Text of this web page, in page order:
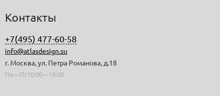
Контакты
+7(495) 477-60-58
info@atlasdesign.su
г. Москва, ул. Петра Романова, д.18
Пн—Пт10:00—18:00